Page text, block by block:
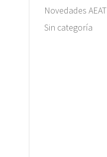
Novedades AEAT
Sin categoría